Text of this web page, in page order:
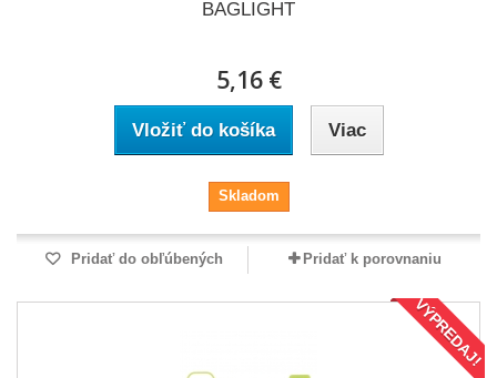
BAGLIGHT
5,16 €
Vložiť do košíka Viac
Skladom
Pridať do obľúbených Pridať k porovnaniu
VÝPREDAJ!